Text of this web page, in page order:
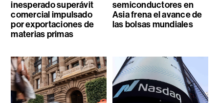
inesperado superávit
comercial impulsado
por exportaciones de
materias primas
semiconductores en
Asia frena el avance de
las bolsas mundiales